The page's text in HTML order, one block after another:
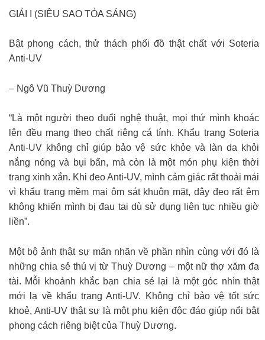
GIẢI I (SIÊU SAO TỎA SÁNG)
Bật phong cách, thử thách phối đồ thật chất với Soteria
Anti-UV
– Ngô Vũ Thuỳ Dương
“Là một người theo đuổi nghệ thuật, mọi thứ mình khoác
lên đều mang theo chất riêng cá tính. Khẩu trang Soteria
Anti-UV không chỉ giúp bảo vệ sức khỏe và làn da khỏi
nắng nóng và bụi bẩn, mà còn là một món phụ kiện thời
trang xinh xắn. Khi đeo Anti-UV, mình cảm giác rất thoải mái
vì khẩu trang mềm mại ôm sát khuôn mặt, dây đeo rất êm
không khiến mình bị đau tai dù sử dụng liên tục nhiều giờ
liền”.
Một bộ ảnh thật sự mãn nhãn về phần nhìn cùng với đó là
những chia sẻ thú vị từ Thuỳ Dương – một nữ thợ xăm đa
tài. Mỗi khoảnh khắc bạn chia sẻ lại là một góc nhìn thật
mới lạ về khẩu trang Anti-UV. Không chỉ bảo vệ tốt sức
khoẻ, Anti-UV thật sự là một phụ kiện độc đáo giúp nổi bật
phong cách riêng biệt của Thuỳ Dương.